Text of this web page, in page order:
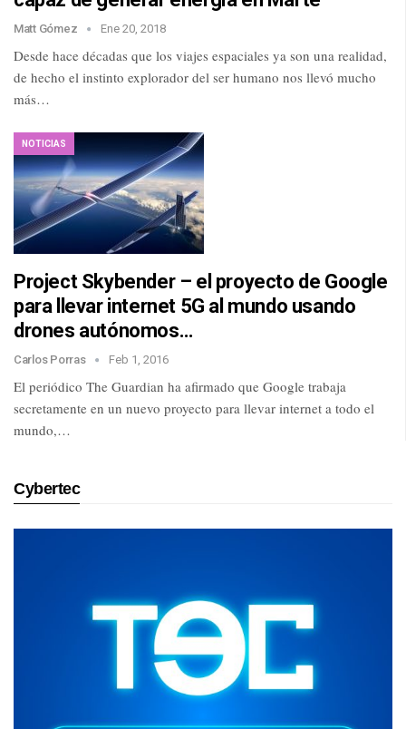
Matt Gómez Ene 20, 2018
Desde hace décadas que los viajes espaciales ya son una realidad,
de hecho el instinto explorador del ser humano nos llevó mucho
más…
NOTICIAS
Project Skybender – el proyecto de Google
para llevar internet 5G al mundo usando
drones autónomos…
Carlos Porras Feb 1, 2016
El periódico The Guardian ha afirmado que Google trabaja
secretamente en un nuevo proyecto para llevar internet a todo el
mundo,…
Cybertec